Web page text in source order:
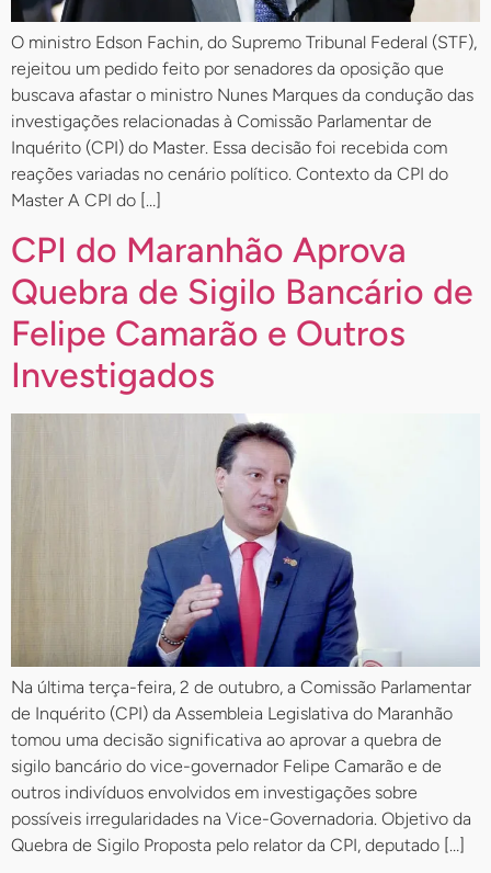
O ministro Edson Fachin, do Supremo Tribunal Federal (STF),
rejeitou um pedido feito por senadores da oposição que
buscava afastar o ministro Nunes Marques da condução das
investigações relacionadas à Comissão Parlamentar de
Inquérito (CPI) do Master. Essa decisão foi recebida com
reações variadas no cenário político. Contexto da CPI do
Master A CPI do […]
CPI do Maranhão Aprova
Quebra de Sigilo Bancário de
Felipe Camarão e Outros
Investigados
Na última terça-feira, 2 de outubro, a Comissão Parlamentar
de Inquérito (CPI) da Assembleia Legislativa do Maranhão
tomou uma decisão significativa ao aprovar a quebra de
sigilo bancário do vice-governador Felipe Camarão e de
outros indivíduos envolvidos em investigações sobre
possíveis irregularidades na Vice-Governadoria. Objetivo da
Quebra de Sigilo Proposta pelo relator da CPI, deputado […]